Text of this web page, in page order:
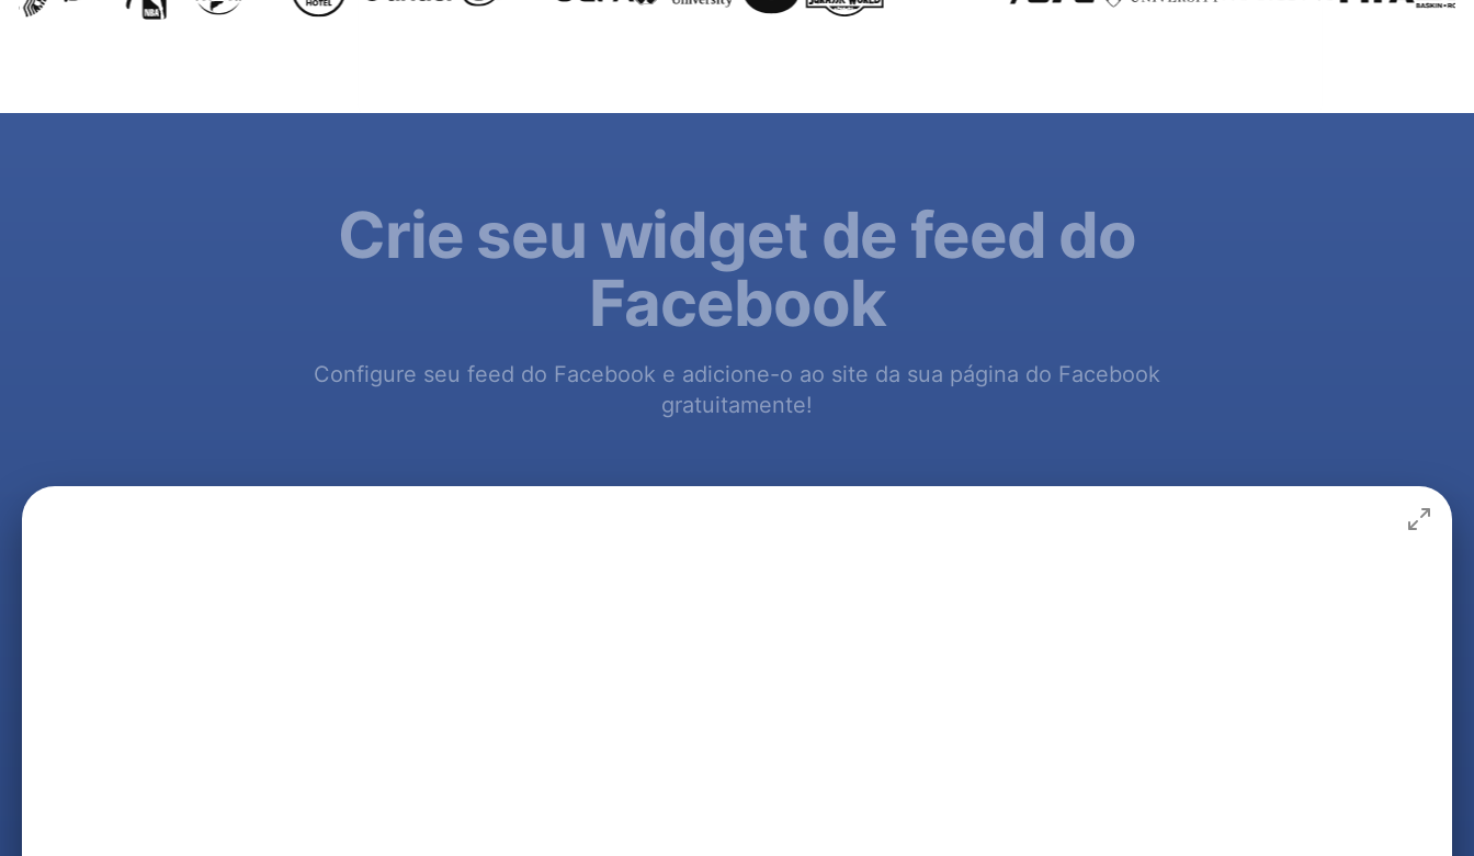
Crie seu widget de feed do
Facebook
Configure seu feed do Facebook e adicione-o ao site da sua página do Facebook
gratuitamente!